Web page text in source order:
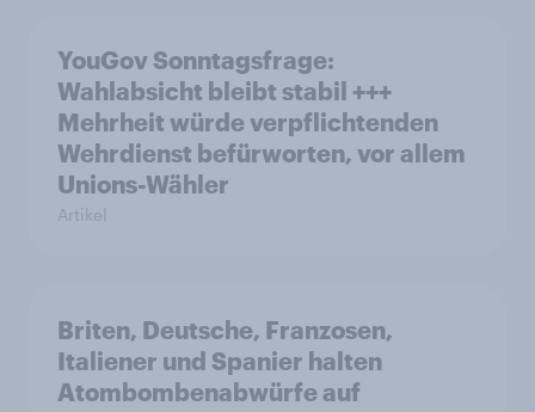
YouGov Sonntagsfrage:
Wahlabsicht bleibt stabil +++
Mehrheit würde verpflichtenden
Wehrdienst befürworten, vor allem
Unions-Wähler
Artikel
Briten, Deutsche, Franzosen,
Italiener und Spanier halten
Atombombenabwürfe auf